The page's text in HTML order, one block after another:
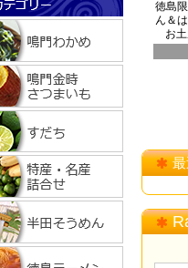
徳島
ん＆
お